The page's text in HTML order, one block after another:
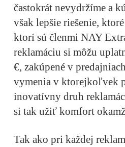
častokrát nevydržíme a
však lepšie riešenie,
ktorí sú členmi NAY
reklamáciu si môžu
€, zakúpené v
vymenia v ktorejkoľvek
inovatívny druh
si tak užiť komfort
Tak ako pri každej